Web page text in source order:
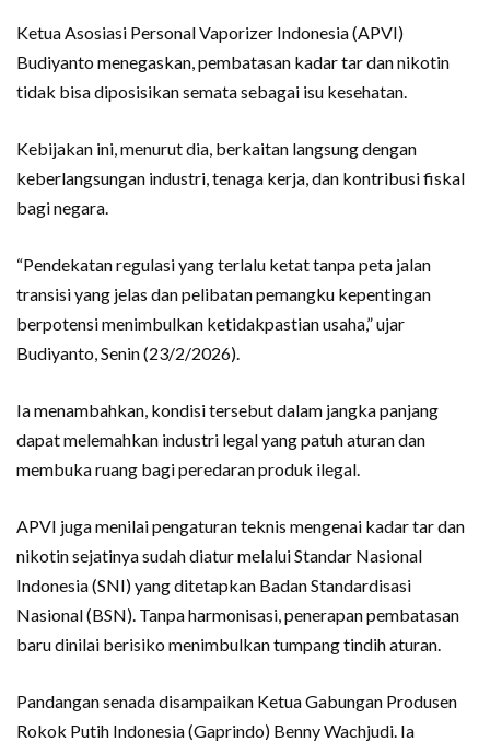
Ketua Asosiasi Personal Vaporizer Indonesia (APVI)
Budiyanto menegaskan, pembatasan kadar tar dan nikotin
tidak bisa diposisikan semata sebagai isu kesehatan.
Kebijakan ini, menurut dia, berkaitan langsung dengan
keberlangsungan industri, tenaga kerja, dan kontribusi fiskal
bagi negara.
“Pendekatan regulasi yang terlalu ketat tanpa peta jalan
transisi yang jelas dan pelibatan pemangku kepentingan
berpotensi menimbulkan ketidakpastian usaha,” ujar
Budiyanto, Senin (23/2/2026).
Ia menambahkan, kondisi tersebut dalam jangka panjang
dapat melemahkan industri legal yang patuh aturan dan
membuka ruang bagi peredaran produk ilegal.
APVI juga menilai pengaturan teknis mengenai kadar tar dan
nikotin sejatinya sudah diatur melalui Standar Nasional
Indonesia (SNI) yang ditetapkan Badan Standardisasi
Nasional (BSN). Tanpa harmonisasi, penerapan pembatasan
baru dinilai berisiko menimbulkan tumpang tindih aturan.
Pandangan senada disampaikan Ketua Gabungan Produsen
Rokok Putih Indonesia (Gaprindo) Benny Wachjudi. Ia